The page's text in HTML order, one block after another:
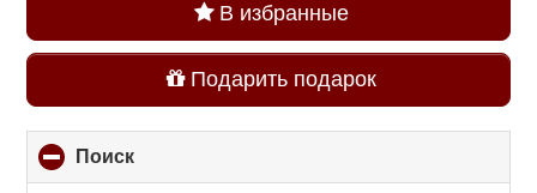
В избранные
Подарить подарок
Поиск
to